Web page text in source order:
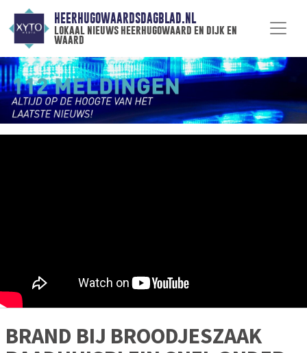
HEERHUGOWAARDSDAGBLAD.NL
lokaal nieuws heerhugowaard en dijk en
waard
BRAND BIJ BROODJESZAAK